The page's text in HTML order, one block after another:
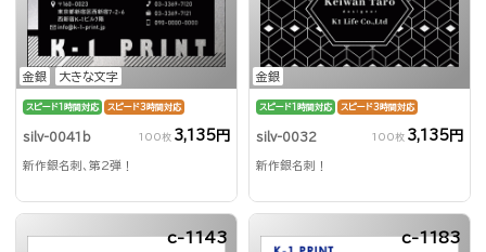
金銀 大きな文字
スピード1時間対応 スピード3時間対応
silv-0041b 100枚 3,135円
新作銀名刺、第2弾！
金銀
スピード1時間対応 スピード3時間対応
silv-0032 100枚 3,135円
新作銀名刺！
c-1143 c-1183